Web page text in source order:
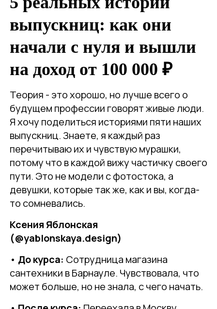
выпускниц: как они
начали с нуля и вышли
на доход от 100 000 ₽
Теория - это хорошо, но лучше всего о
будущем профессии говорят живые люди.
Я хочу поделиться историями пяти наших
выпускниц. Знаете, я каждый раз
перечитываю их и чувствую мурашки,
потому что в каждой вижу частичку своего
пути. Это не модели с фотостока, а
девушки, которые так же, как и вы, когда-
то сомневались.
Ксения Яблонская
(@yablonskaya.design)
• До курса: Сотрудница магазина
сантехники в Барнауле. Чувствовала, что
может больше, но не знала, с чего начать.